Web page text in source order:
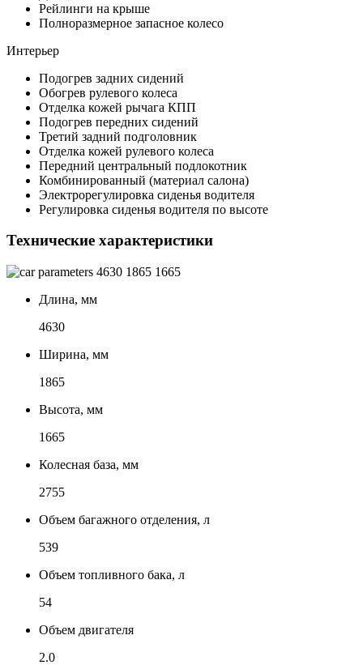
Рейлинги на крыше
Полноразмерное запасное колесо
Интерьер
Подогрев задних сидений
Обогрев рулевого колеса
Отделка кожей рычага КПП
Подогрев передних сидений
Третий задний подголовник
Отделка кожей рулевого колеса
Передний центральный подлокотник
Комбинированный (материал салона)
Электрорегулировка сиденья водителя
Регулировка сиденья водителя по высоте
Технические характеристики
4630 1865 1665
Длина, мм
4630
Ширина, мм
1865
Высота, мм
1665
Колесная база, мм
2755
Объем багажного отделения, л
539
Объем топливного бака, л
54
Объем двигателя
2.0